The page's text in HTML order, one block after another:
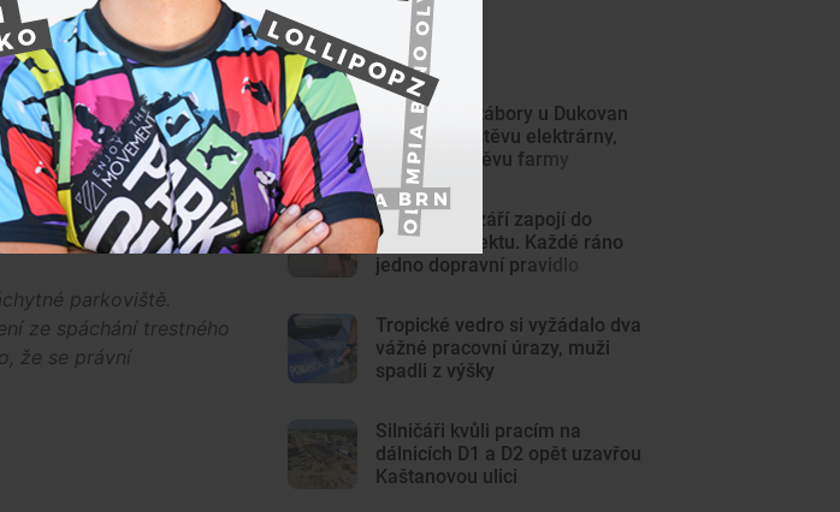
odstavil a dal se
pátrací akce.
kilometru. Po útěku
nepřekvapily, byly
do letošního října
parkoviště.
ze spáchání trestného
že se právní
Nejnovější články
Příměstské tábory u Dukovan
nabídly návštěvu elektrárny,
sport i návštěvu farmy
Školky se v září zapojí do
nového projektu. Každé ráno
jedno dopravní pravidlo
Tropické vedro si vyžádalo dva
vážné pracovní úrazy, muži
spadli z výšky
Silničáři kvůli pracím na
dálnicích D1 a D2 opět uzavřou
Kaštanovou ulici